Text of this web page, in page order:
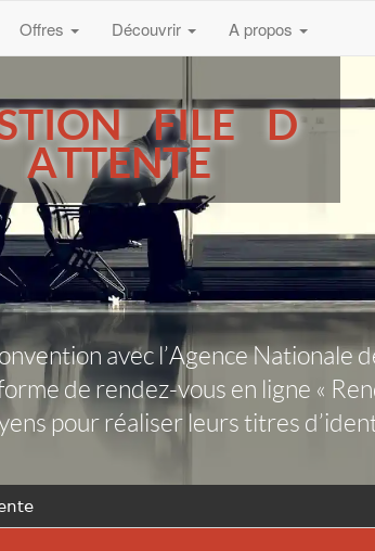
Offres Découvrir A propos
FILE D
ATTENTE
avec l’Agence Nationale
de rendez-vous en ligne «
pour réaliser leurs titres